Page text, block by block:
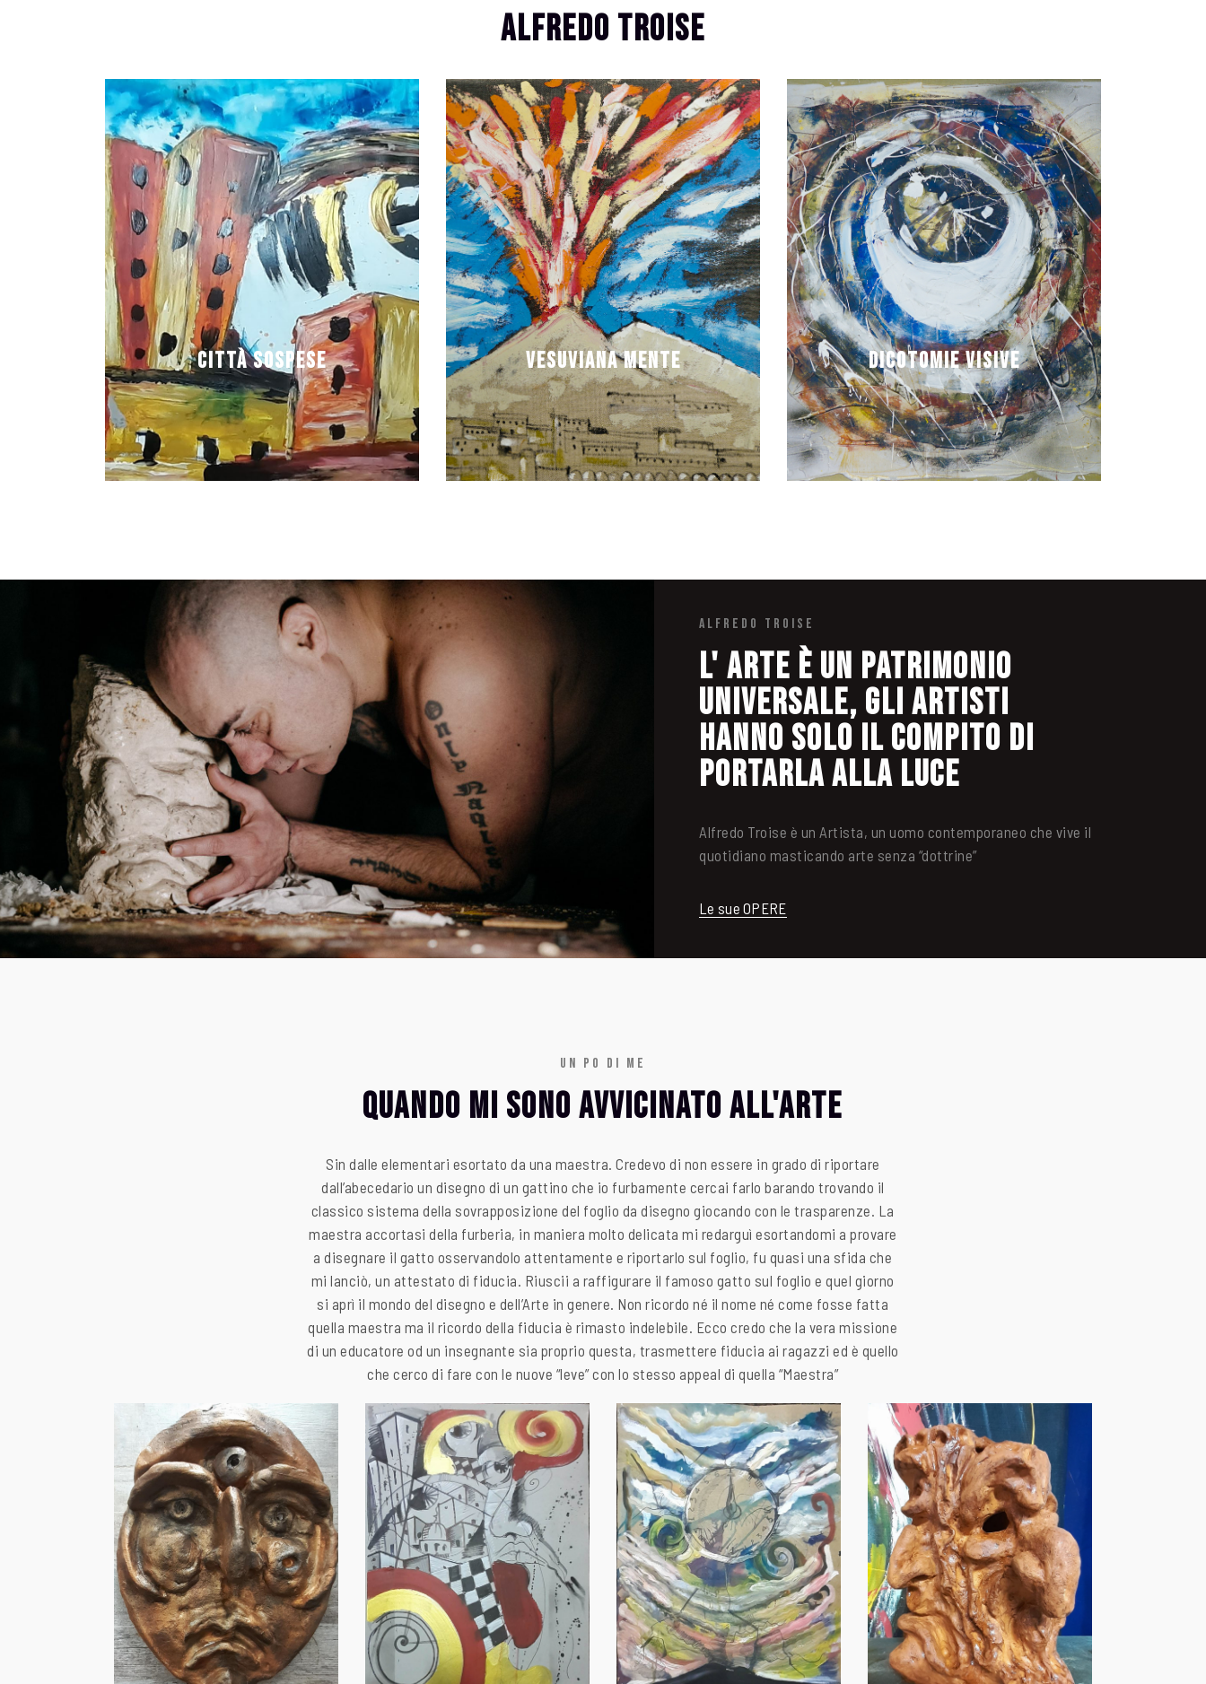
ALFREDO TROISE
Città Sospese vesuviana mente DICOTOMIE VISIVE
ALFREDO TROISE
L' Arte è un patrimonio
universale, gli Artisti
hanno solo il compito di
portarla alla luce
Alfredo Troise è un Artista, un uomo contemporaneo che vive il
quotidiano masticando arte senza “dottrine”
Le sue OPERE
UN PO DI ME
Quando mi sono AVVICINATO All'Arte
Sin dalle elementari esortato da una maestra. Credevo di non essere in grado di riportare
dall’abecedario un disegno di un gattino che io furbamente cercai farlo barando trovando il
classico sistema della sovrapposizione del foglio da disegno giocando con le trasparenze. La
maestra accortasi della furberia, in maniera molto delicata mi redarguì esortandomi a provare
a disegnare il gatto osservandolo attentamente e riportarlo sul foglio, fu quasi una sfida che
mi lanciò, un attestato di fiducia. Riuscii a raffigurare il famoso gatto sul foglio e quel giorno
si aprì il mondo del disegno e dell’Arte in genere. Non ricordo né il nome né come fosse fatta
quella maestra ma il ricordo della fiducia è rimasto indelebile. Ecco credo che la vera missione
di un educatore od un insegnante sia proprio questa, trasmettere fiducia ai ragazzi ed è quello
che cerco di fare con le nuove “leve” con lo stesso appeal di quella “Maestra”